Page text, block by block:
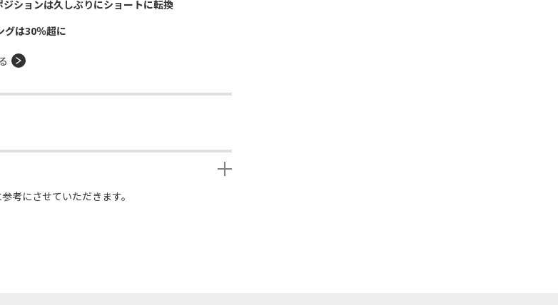
ションは久しぶりにショートに転換
は30％超に
考にさせていただきます。